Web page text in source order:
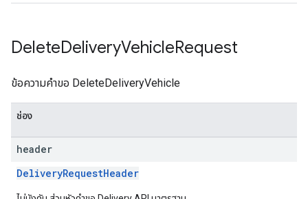
DeleteDeliveryVehicleRequest
ข้อความคำขอ DeleteDeliveryVehicle
ช่อง
header
DeliveryRequestHeader